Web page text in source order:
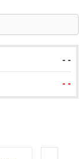
- -
- -